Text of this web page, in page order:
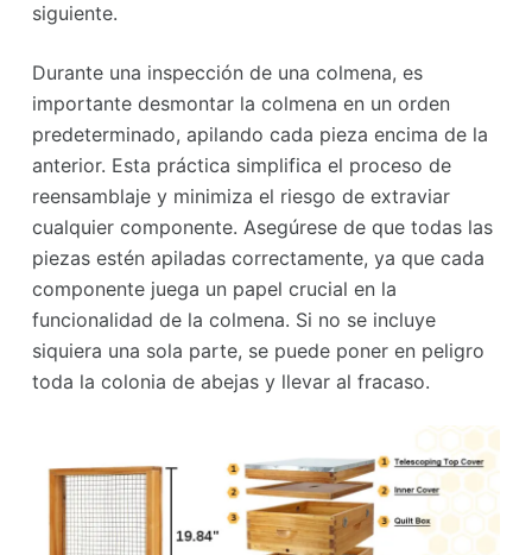
siguiente.
Durante una inspección de una colmena, es
importante desmontar la colmena en un orden
predeterminado, apilando cada pieza encima de la
anterior. Esta práctica simplifica el proceso de
reensamblaje y minimiza el riesgo de extraviar
cualquier componente. Asegúrese de que todas las
piezas estén apiladas correctamente, ya que cada
componente juega un papel crucial en la
funcionalidad de la colmena. Si no se incluye
siquiera una sola parte, se puede poner en peligro
toda la colonia de abejas y llevar al fracaso.